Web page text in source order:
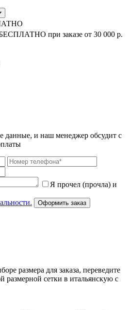
при заказе от 30 000 р.
данные, и наш менеджер обсудит с
Я прочел (прочла) и
Оформить заказ
размера для заказа, переведите
размерной сетки в итальянскую с